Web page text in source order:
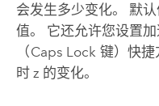
会发生多少变化。 默
值。 它还允许您设置
（Caps Lock 键）快捷
时 z 的变化。